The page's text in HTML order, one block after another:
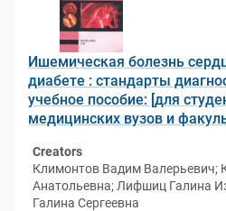
Ишемическая болезнь
диабете : стандарты
учебное пособие: [для
медицинских вузов и
Creators
Климонтов Вадим Валерьевич;
Анатольевна; Лифшиц Галина
Галина Сергеевна